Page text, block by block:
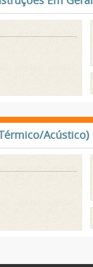
Acústico)